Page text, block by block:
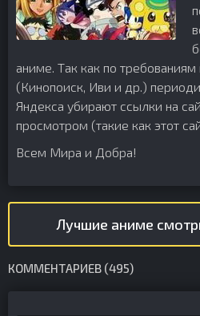
аниме. Так как по требованиям
(Кинопоиск, Иви и др.)
Яндекса убирают ссылки на
просмотром (такие как этот
Всем Мира и Добра!
Лучшие аниме
КОММЕНТАРИЕВ (495)